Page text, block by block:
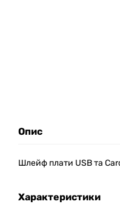
Опис
Шлейф плати USB та
Характеристики